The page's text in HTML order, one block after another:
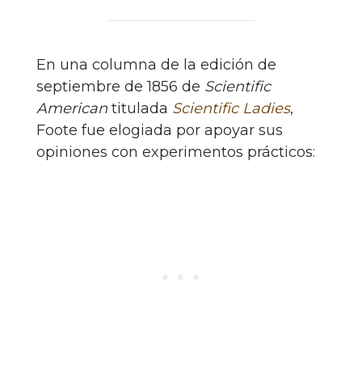
En una columna de la edición de
septiembre de 1856 de Scientific
American titulada Scientific Ladies,
Foote fue elogiada por apoyar sus
opiniones con experimentos prácticos: